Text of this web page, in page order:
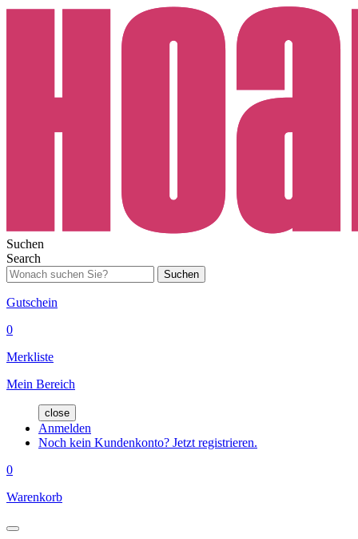
Suchen
Search
Suchen
Gutschein
0
Merkliste
Mein Bereich
close
Anmelden
Noch kein Kundenkonto? Jetzt registrieren.
0
Warenkorb